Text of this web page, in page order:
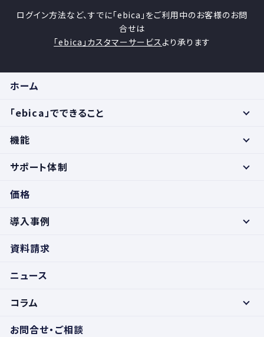
ログイン方法など、すでに「ebica」をご利用中のお客様のお問
合せは
「ebica」カスタマーサービス より承ります
ホーム
「ebica」でできること
機能
サポート体制
価格
導入事例
資料請求
ニュース
コラム
お問合せ・ご相談